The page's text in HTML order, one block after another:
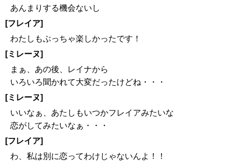
あんまりする機会ないし
[フレイア]
わたしもぶっちゃ楽しかったです！
[ミレーヌ]
まぁ、あの後、レイナから
いろいろ聞かれて大変だったけどね・・・
[ミレーヌ]
いいなぁ、あたしもいつかフレイアみたいな
恋がしてみたいなぁ・・・
[フレイア]
わ、私は別に恋ってわけじゃないんよ！！